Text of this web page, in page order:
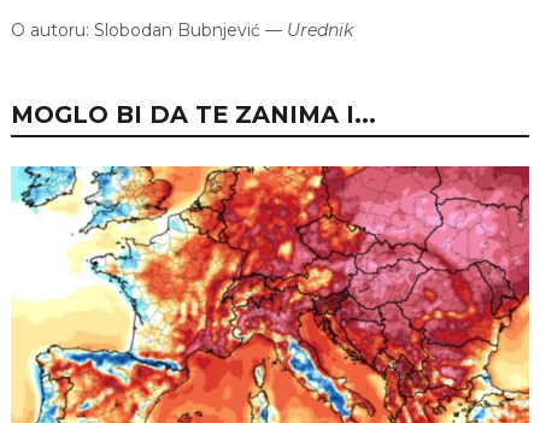
O autoru: Slobodan Bubnjević — Urednik
MOGLO BI DA TE ZANIMA I...